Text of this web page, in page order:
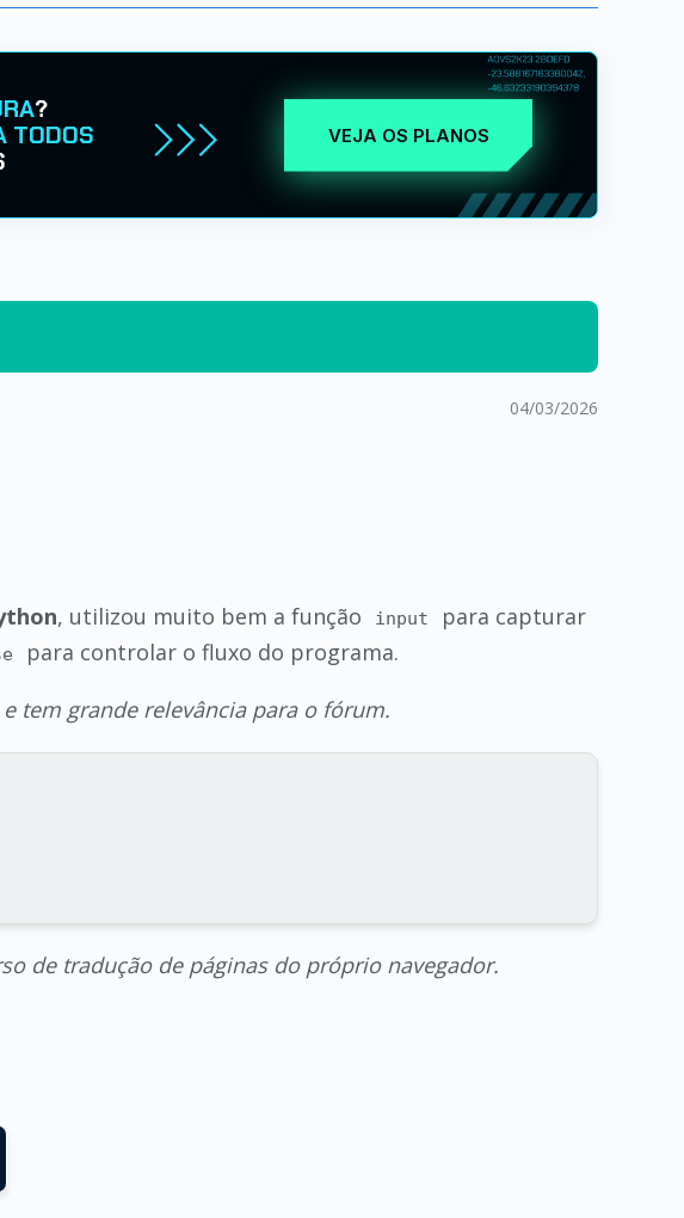
?
TODOS
VEJA OS PLANOS
04/03/2026
, utilizou muito bem a função input
para capturar
para controlar o fluxo do programa.
tem grande relevância para o fórum.
de tradução de páginas do próprio navegador.